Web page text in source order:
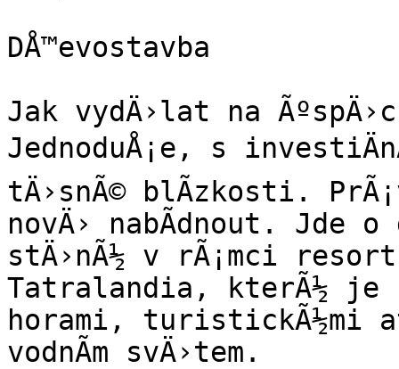
DÅ™evostavba
Jak vydÄ›lat na
JednoduÅ¡e, s
tÄ›snÃ© blÃ­zkosti.
novÄ› nabÃ­dnout. Jde o
stÄ›nÃ½ v rÃ¡mci
Tatralandia, kterÃ½ je
horami, turistickÃ½mi
vodnÃ­m svÄ›tem.